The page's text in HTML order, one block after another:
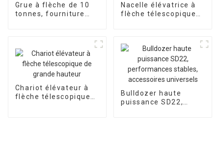
Grue à flèche de 10
tonnes, fourniture
Nacelle élévatrice à
flèche télescopique
Chariot élévateur à
flèche télescopique
Bulldozer haute
puissance SD22,